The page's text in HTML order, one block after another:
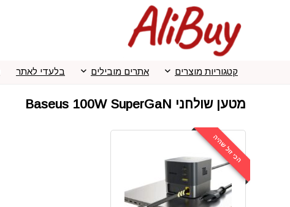
קטגוריות מוצרים אתרים מובילים בלעדי לאתר
מטען שולחני Baseus 100W SuperGaN
הכי זול שהיה